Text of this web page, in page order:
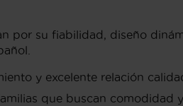
por su fiabilidad, diseño
y excelente relación
que buscan comodidad